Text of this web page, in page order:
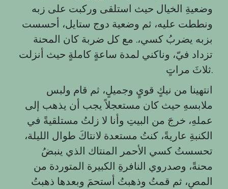
وضعيةِ الخيال حيث استلقى وركبت على زبه
ونططت عليه، ثم وضعية دوج ستايل، أحسست
بزبه يضربُ كسي،. مع كل ضربة كان المحنة
تزداد فيّ، وناكني لمدة ساعةٍ كاملةٍ حيث أنزلت
ثلاثَ مراتٍ.
انتهينا من نيكٍ قويٍ وجميلٍ، ثم قام ولبس
ملابسهِ حيث كان مستعجلاً يجب أن يذهب إلى
عملهِ، خرجَ من البيتِ وأنا لا زلتُ مستلقيةً في
الكنبةِ عاريةً، كنتُ مستعدة لانتاكَ طوال الليلة،
تحسستُ كسي الأحمر المنتاك الذي ينبضُ
محنةً، وصدروي النافرةِ الكبيرة المتوردة من
المصِ، ثم قمتُ وذهبتُ أستحمَ وبعدها ذهبتُ